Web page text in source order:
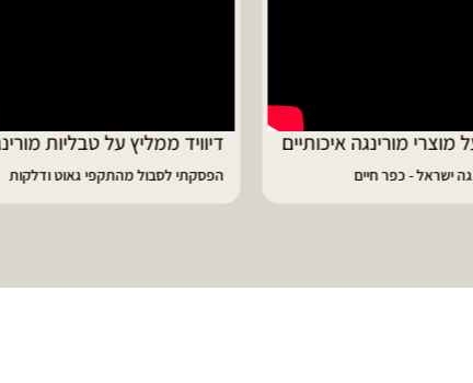
על טבליות מורינגה
מהתקפי גאוט ודלקות
מוריה ממליצה
פיתרון מעולה לאמהות ולחיזוק הגוף